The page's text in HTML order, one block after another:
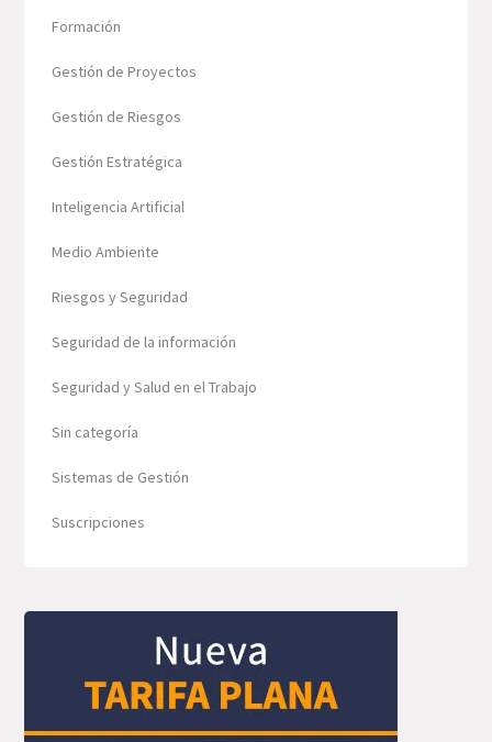
Formación
Gestión de Proyectos
Gestión de Riesgos
Gestión Estratégica
Inteligencia Artificial
Medio Ambiente
Riesgos y Seguridad
Seguridad de la información
Seguridad y Salud en el Trabajo
Sin categoría
Sistemas de Gestión
Suscripciones